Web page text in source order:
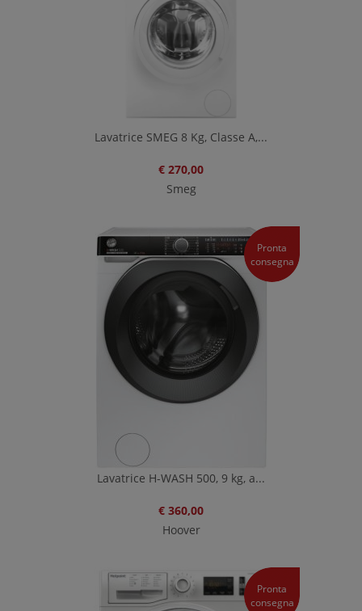
Lavatrice SMEG 8 Kg, Classe A,...
€ 270,00
Smeg
Pronta
consegna
Lavatrice H-WASH 500, 9 kg, a...
€ 360,00
Hoover
Pronta
consegna